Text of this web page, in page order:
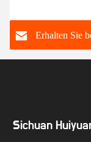
Erhalten Sie
Sichuan